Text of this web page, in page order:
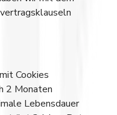
Cookies
2 Monaten
Lebensdauer